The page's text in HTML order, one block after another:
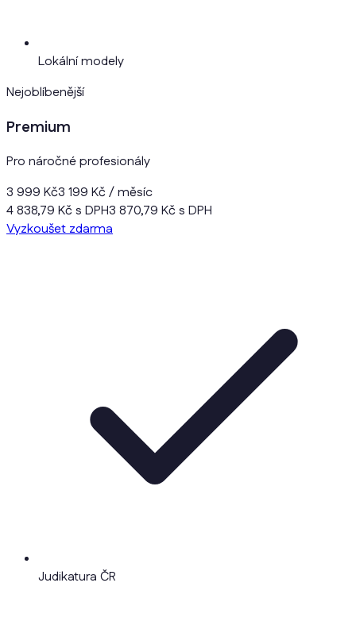
Lokální modely
Nejoblíbenější
Premium
Pro náročné profesionály
3 999 Kč3 199 Kč/ měsíc
4 838,79 Kč s DPH3 870,79 Kč s DPH
Vyzkoušet zdarma
Judikatura ČR